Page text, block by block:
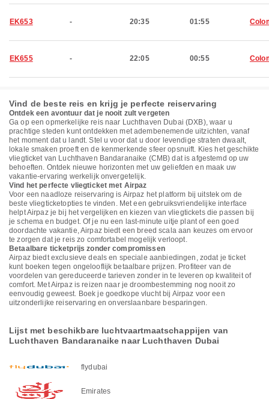
EK653 - 20:35 01:55
EK655 - 22:05 00:55
Vind de beste reis en krijg je perfecte reiservaring
Ontdek een avontuur dat je nooit zult vergeten
Ga op een opmerkelijke reis naar Luchthaven Dubai (DXB), waar u
prachtige steden kunt ontdekken met adembenemende uitzichten, vanaf
het moment dat u landt. Stel u voor dat u door levendige straten dwaalt,
lokale smaken proeft en de kenmerkende sfeer opsnuift. Kies het geschikte
vliegticket van Luchthaven Bandaranaike (CMB) dat is afgestemd op uw
behoeften. Ontdek nieuwe horizonten met uw geliefden en maak uw
vakantie-ervaring werkelijk onvergetelijk.
Vind het perfecte vliegticket met Airpaz
Voor een naadloze reiservaring is Airpaz het platform bij uitstek om de
beste vliegticketopties te vinden. Met een gebruiksvriendelijke interface
helpt Airpaz je bij het vergelijken en kiezen van vliegtickets die passen bij
je schema en budget. Of je nu een last-minute uitje plant of een goed
doordachte vakantie, Airpaz biedt een breed scala aan keuzes om ervoor
te zorgen dat je reis zo comfortabel mogelijk verloopt.
Betaalbare ticketprijs zonder compromissen
Airpaz biedt exclusieve deals en speciale aanbiedingen, zodat je ticket
kunt boeken tegen ongelooflijk betaalbare prijzen. Profiteer van de
voordelen van gereduceerde tarieven zonder in te leveren op kwaliteit of
comfort. Met Airpaz is reizen naar je droombestemming nog nooit zo
eenvoudig geweest. Boek je goedkope vlucht bij Airpaz voor een
uitzonderlijke reiservaring en onverslaanbare besparingen.
Lijst met beschikbare luchtvaartmaatschappijen van
Luchthaven Bandaranaike naar Luchthaven Dubai
flydubai
Emirates